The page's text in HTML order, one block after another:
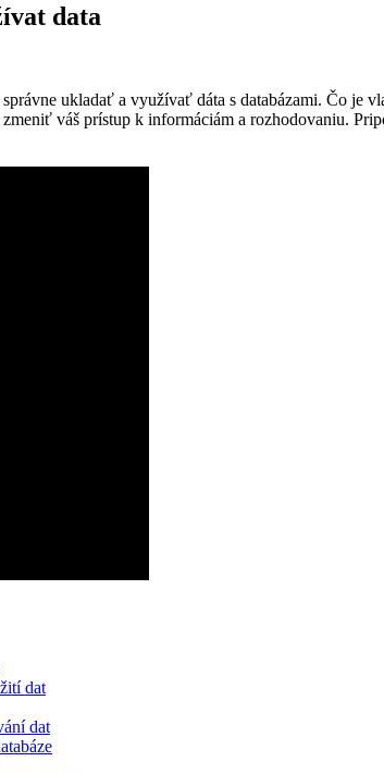
data
ukladať a využívať dáta s databázami. Čo je
váš prístup k informáciám a rozhodovaniu.
dat
dat